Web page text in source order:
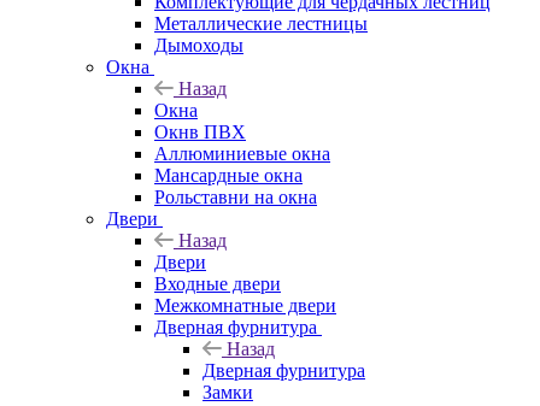
Металлические лестницы
Дымоходы
Окна
Назад
Окна
Окнв ПВХ
Аллюминиевые окна
Мансардные окна
Рольставни на окна
Двери
Назад
Двери
Входные двери
Межкомнатные двери
Дверная фурнитура
Назад
Дверная фурнитура
Замки